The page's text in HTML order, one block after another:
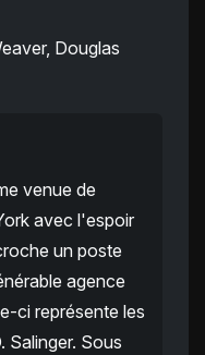
Douglas
venue de
avec l'espoir
un poste
agence
ci représente les
Salinger. Sous